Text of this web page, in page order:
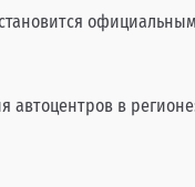
автоцентров в